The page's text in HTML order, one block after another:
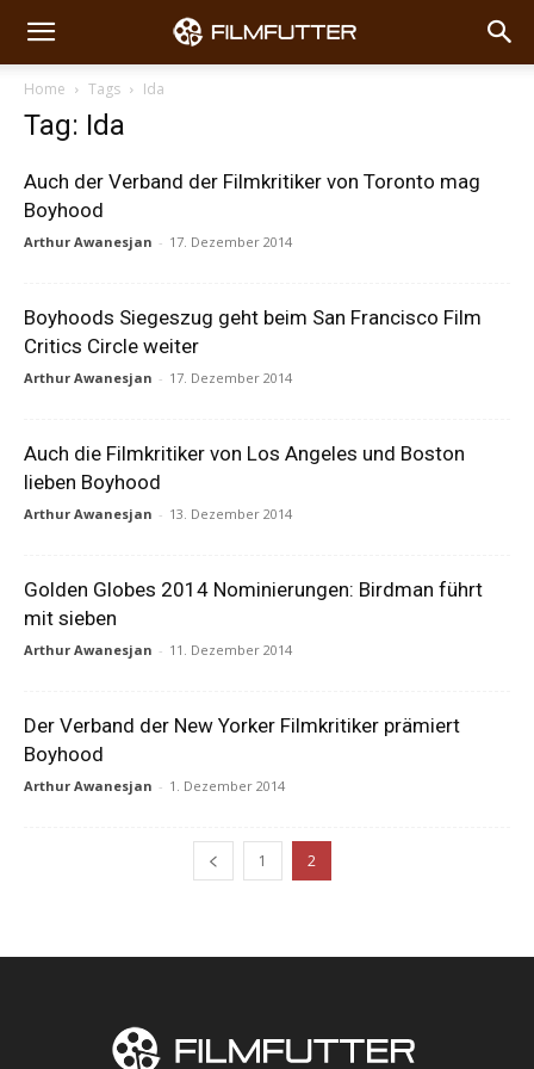
Home Tags Ida
Tag: Ida
Auch der Verband der Filmkritiker von Toronto mag
Boyhood
Arthur Awanesjan - 17. Dezember 2014
Boyhoods Siegeszug geht beim San Francisco Film
Critics Circle weiter
Arthur Awanesjan - 17. Dezember 2014
Auch die Filmkritiker von Los Angeles und Boston
lieben Boyhood
Arthur Awanesjan - 13. Dezember 2014
Golden Globes 2014 Nominierungen: Birdman führt
mit sieben
Arthur Awanesjan - 11. Dezember 2014
Der Verband der New Yorker Filmkritiker prämiert
Boyhood
Arthur Awanesjan - 1. Dezember 2014
1 2